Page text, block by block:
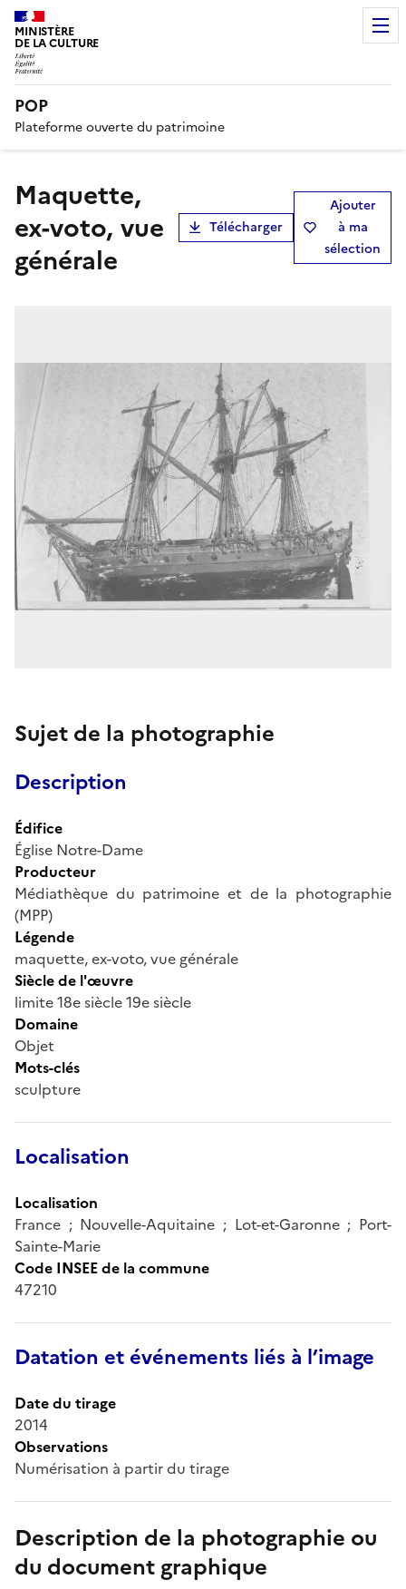
MINISTÈRE
DE LA CULTURE
POP
Plateforme ouverte du patrimoine
maquette,
ex-voto, vue
générale
Télécharger
Ajouter
à ma
sélection
Sujet de la photographie
Description
Édifice
Église Notre-Dame
Producteur
Médiathèque du patrimoine et de la photographie
(MPP)
Légende
maquette, ex-voto, vue générale
Siècle de l'œuvre
limite 18e siècle 19e siècle
Domaine
Objet
Mots-clés
sculpture
Localisation
Localisation
France ; Nouvelle-Aquitaine ; Lot-et-Garonne ; Port-
Sainte-Marie
Code INSEE de la commune
47210
Datation et événements liés à l’image
Date du tirage
2014
Observations
Numérisation à partir du tirage
Description de la photographie ou
du document graphique